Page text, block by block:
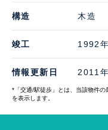
構造 木造
竣工 1992
情報更新日 2011
*「交通/駅徒歩」とは、当該物件
を表示します。